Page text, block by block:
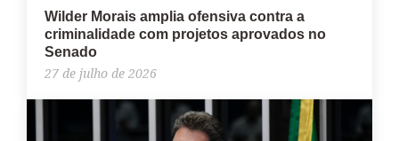
Wilder Morais amplia ofensiva contra a
criminalidade com projetos aprovados no
Senado
27 de julho de 2026